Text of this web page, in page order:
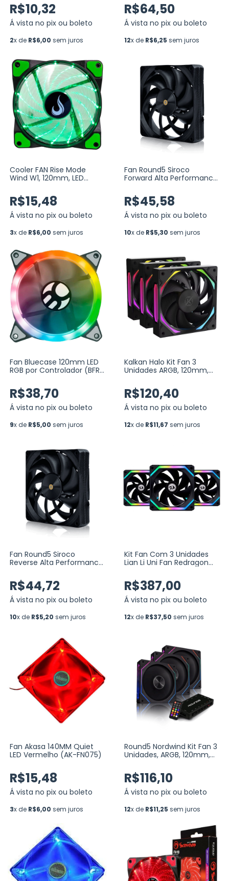
R$10,32
Á vista no pix ou boleto
2x de R$6,00 sem juros
R$64,50
Á vista no pix ou boleto
12x de R$6,25 sem juros
Cooler FAN Rise Mode
Wind W1, 120mm, LED
R$15,48
Á vista no pix ou boleto
3x de R$6,00 sem juros
Fan Round5 Siroco
Forward Alta Performance
SIROCO-FW-B-2205)
R$45,58
Á vista no pix ou boleto
10x de R$5,30 sem juros
Fan Bluecase 120mm LED
RGB por Controlador (BFR-
R$38,70
Á vista no pix ou boleto
9x de R$5,00 sem juros
Kalkan Halo Kit Fan 3
Unidades ARGB, 120mm,
R$120,40
Á vista no pix ou boleto
12x de R$11,67 sem juros
Fan Round5 Siroco
Reverse Alta Performance
SIROCO-RV-B-2217)
R$44,72
Á vista no pix ou boleto
10x de R$5,20 sem juros
Kit Fan Com 3 Unidades
Lian Li Uni Fan Redragon
(UF-SL120-3B SI)
R$387,00
Á vista no pix ou boleto
12x de R$37,50 sem juros
Fan Akasa 140MM Quiet
LED Vermelho (AK-FN075)
R$15,48
Á vista no pix ou boleto
3x de R$6,00 sem juros
Round5 Nordwind Kit Fan 3
Unidades, ARGB, 120mm,
Preto (R5-KIT-NORDWIND-
FW-B-2221)
R$116,10
Á vista no pix ou boleto
12x de R$11,25 sem juros